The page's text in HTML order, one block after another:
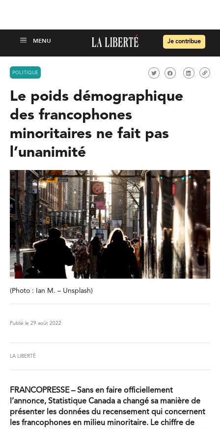
Je contribue
POLITIQUE
Le poids démographique
des francophones
minoritaires ne fait pas
l’unanimité
(Photo : Ian M. – Unsplash)
Publié le 29 août 2022
LA LIBERTÉ
FRANCOPRESSE – Sans en faire officiellement
l’annonce, Statistique Canada a changé sa manière de
présenter les données du recensement qui concernent
les francophones en milieu minoritaire. Le chiffre de